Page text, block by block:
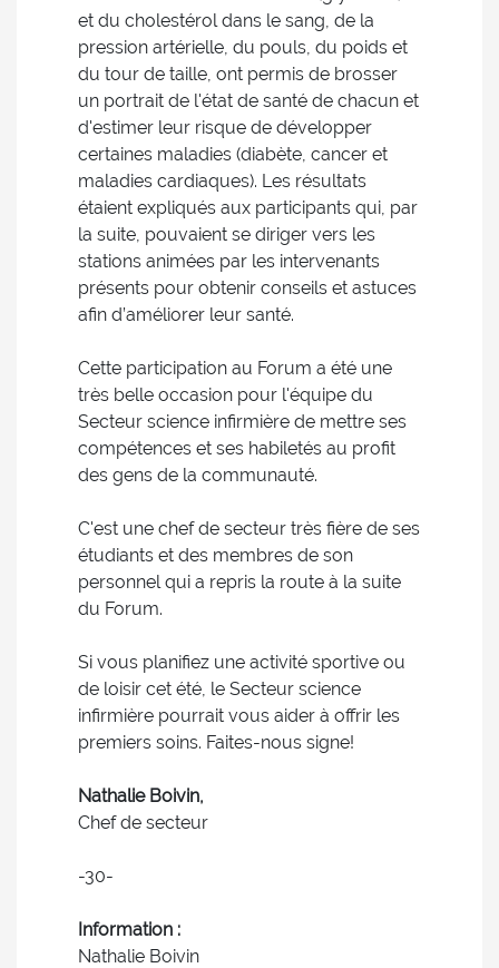
et du cholestérol dans le sang, de la
pression artérielle, du pouls, du poids et
du tour de taille, ont permis de brosser
un portrait de l'état de santé de chacun et
d'estimer leur risque de développer
certaines maladies (diabète, cancer et
maladies cardiaques). Les résultats
étaient expliqués aux participants qui, par
la suite, pouvaient se diriger vers les
stations animées par les intervenants
présents pour obtenir conseils et astuces
afin d’améliorer leur santé.
Cette participation au Forum a été une
très belle occasion pour l'équipe du
Secteur science infirmière de mettre ses
compétences et ses habiletés au profit
des gens de la communauté.
C'est une chef de secteur très fière de ses
étudiants et des membres de son
personnel qui a repris la route à la suite
du Forum.
Si vous planifiez une activité sportive ou
de loisir cet été, le Secteur science
infirmière pourrait vous aider à offrir les
premiers soins. Faites-nous signe!
Nathalie Boivin,
Chef de secteur
-30-
Information :
Nathalie Boivin